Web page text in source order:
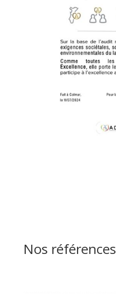
Nos références